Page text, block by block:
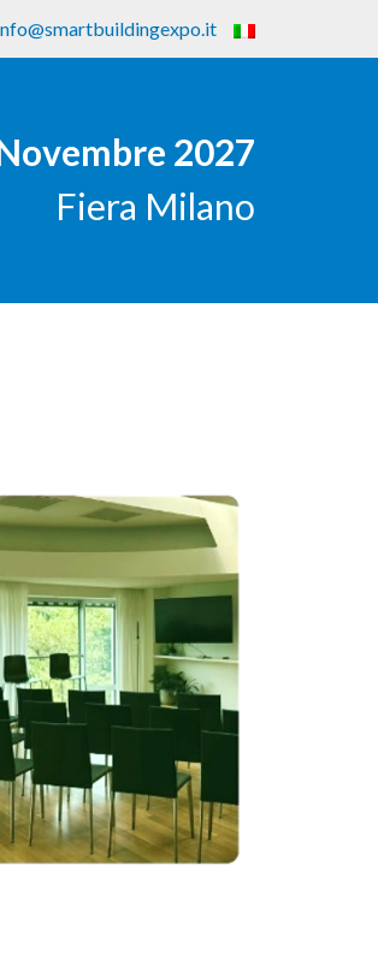
2027
Fiera Milano